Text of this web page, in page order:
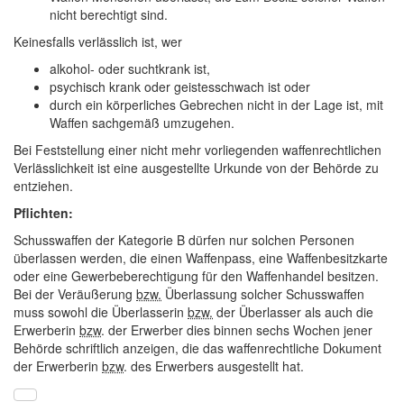
nicht berechtigt sind.
Keinesfalls verlässlich ist, wer
alkohol- oder suchtkrank ist,
psychisch krank oder geistesschwach ist oder
durch ein körperliches Gebrechen nicht in der Lage ist, mit
Waffen sachgemäß umzugehen.
Bei Feststellung einer nicht mehr vorliegenden waffenrechtlichen
Verlässlichkeit ist eine ausgestellte Urkunde von der Behörde zu
entziehen.
Pflichten:
Schusswaffen der Kategorie B dürfen nur solchen Personen
überlassen werden, die einen Waffenpass, eine Waffenbesitzkarte
oder eine Gewerbeberechtigung für den Waffenhandel besitzen.
Bei der Veräußerung bzw. Überlassung solcher Schusswaffen
muss sowohl die Überlasserin bzw. der Überlasser als auch die
Erwerberin bzw. der Erwerber dies binnen sechs Wochen jener
Behörde schriftlich anzeigen, die das waffenrechtliche Dokument
der Erwerberin bzw. des Erwerbers ausgestellt hat.